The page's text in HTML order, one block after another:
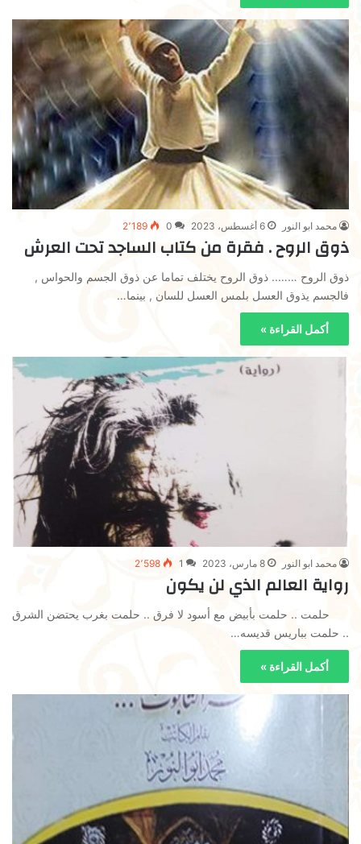
محمد ابو النور 6 أغسطس، 2023 0 2٬189
ذوق الروح . فقرة من كتاب الساجد تحت العرش
ذوق الروح …….. ذوق الروح يختلف تماما عن ذوق الجسم والحواس ,
فالجسم يذوق العسل بلمس العسل للسان , بينما…
أكمل القراءة »
محمد ابو النور 8 مارس، 2023 1 2٬598
رواية العالم الذي لن يكون
حلمت .. حلمت بأبيض مع أسود لا فرق .. حلمت بغرب يحتضن الشرق
.. حلمت بباريس قديسه…
أكمل القراءة »